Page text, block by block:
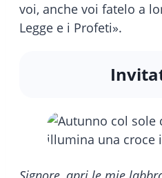
voi, anche voi fatelo a
Legge e i Profeti».